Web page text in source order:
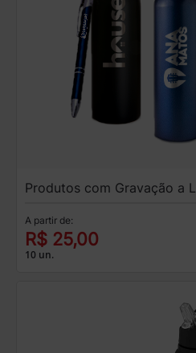
Produtos com Gravação a
A partir de:
R$ 25,00
10 un.